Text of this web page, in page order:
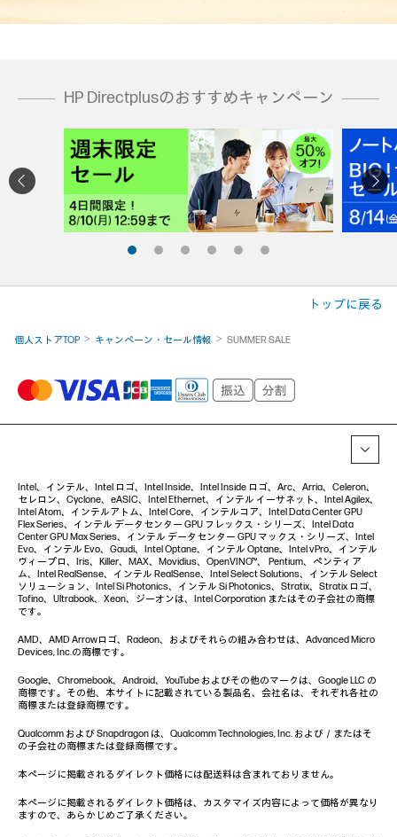
HP Directplusのおすすめキャンペーン
トップに戻る
個人ストアTOP キャンペーン・セール情報 SUMMER SALE
Intel、インテル、Intel ロゴ、Intel Inside、Intel Inside ロゴ、Arc、Arria、Celeron、
セレロン、Cyclone、eASIC、Intel Ethernet、インテル イーサネット、Intel Agilex、
Intel Atom、インテルアトム、Intel Core、インテルコア、Intel Data Center GPU
Flex Series、インテル データセンター GPU フレックス・シリーズ、Intel Data
Center GPU Max Series、インテル データセンター GPU マックス・シリーズ、Intel
Evo、インテル Evo、Gaudi、Intel Optane、インテル Optane、Intel vPro、インテル
ヴィープロ、Iris、Killer、MAX、Movidius、OpenVINO™、 Pentium、ペンティア
ム、Intel RealSense、インテル RealSense、Intel Select Solutions、インテル Select
ソリューション、Intel Si Photonics、インテル Si Photonics、Stratix、Stratix ロゴ、
Tofino、Ultrabook、Xeon、ジーオンは、Intel Corporation またはその子会社の商標
です。
AMD、AMD Arrowロゴ、Radeon、およびそれらの組み合わせは、Advanced Micro
Devices, Inc.の商標です。
Google、Chromebook、Android、YouTube およびその他のマークは、Google LLC の
商標です。その他、本サイトに記載されている製品名、会社名は、それぞれ各社の
商標または登録商標です。
Qualcomm および Snapdragon は、Qualcomm Technologies, Inc. および／またはそ
の子会社の商標または登録商標です。
本ページに掲載されるダイレクト価格には配送料は含まれておりません。
本ページに掲載されるダイレクト価格は、カスタマイズ内容によって価格が異なり
ますので、あらかじめご了承ください。